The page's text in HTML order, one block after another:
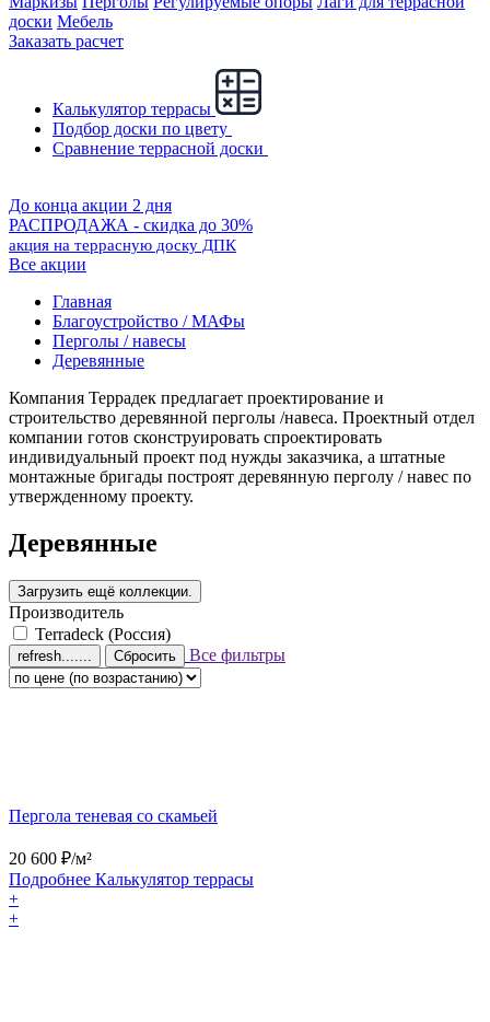
доски Мебель
Заказать расчет
Калькулятор террасы
Подбор доски по цвету
Сравнение террасной доски
До конца акции 2 дня
РАСПРОДАЖА - скидка до 30%
акция на террасную доску ДПК
Все акции
Главная
Благоустройство / МАФы
Перголы / навесы
Деревянные
Компания Террадек предлагает проектирование и
строительство деревянной перголы /навеса. Проектный отдел
компании готов сконструировать спроектировать
индивидуальный проект под нужды заказчика, а штатные
монтажные бригады построят деревянную перголу / навес по
утвержденному проекту.
Деревянные
Производитель
Terradeck (Россия)
Сбросить Все фильтры
Пергола теневая со скамьей
20 600 ₽/м²
Подробнее Калькулятор террасы
+
+